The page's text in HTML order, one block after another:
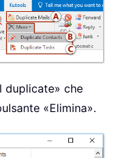
duplicate» che
«Elimina».